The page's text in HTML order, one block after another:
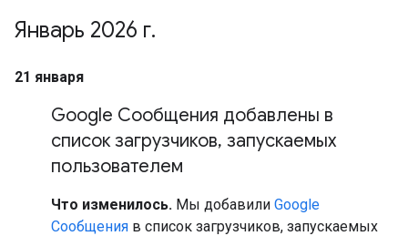
Январь 2026 г.
21 января
Google Сообщения добавлены в
список загрузчиков, запускаемых
пользователем
Что изменилось. Мы добавили Google
Сообщения в список загрузчиков, запускаемых